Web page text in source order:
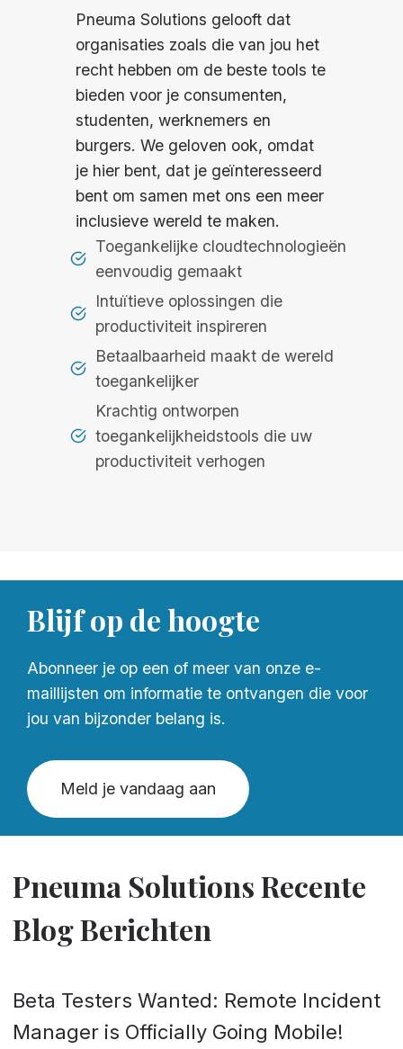
Pneuma Solutions gelooft dat
organisaties zoals die van jou het
recht hebben om de beste tools te
bieden voor je consumenten,
studenten, werknemers en
burgers. We geloven ook, omdat
je hier bent, dat je geïnteresseerd
bent om samen met ons een meer
inclusieve wereld te maken.
Toegankelijke cloudtechnologieën
eenvoudig gemaakt
Intuïtieve oplossingen die
productiviteit inspireren
Betaalbaarheid maakt de wereld
toegankelijker
Krachtig ontworpen
toegankelijkheidstools die uw
productiviteit verhogen
Blijf op de hoogte
Abonneer je op een of meer van onze e-
maillijsten om informatie te ontvangen die voor
jou van bijzonder belang is.
Meld je vandaag aan
Pneuma Solutions Recente
Blog Berichten
Beta Testers Wanted: Remote Incident
Manager is Officially Going Mobile!